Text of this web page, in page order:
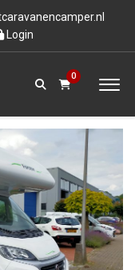
Login
0